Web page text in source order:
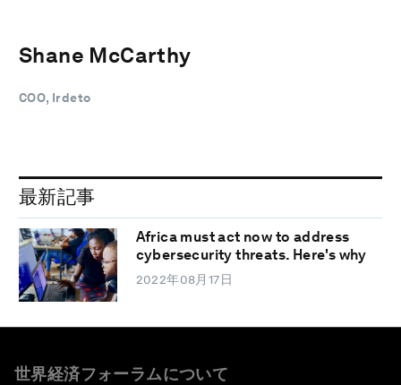
Shane McCarthy
COO, Irdeto
最新記事
Africa must act now to address
cybersecurity threats. Here's why
2022年08月17日
世界経済フォーラムについて